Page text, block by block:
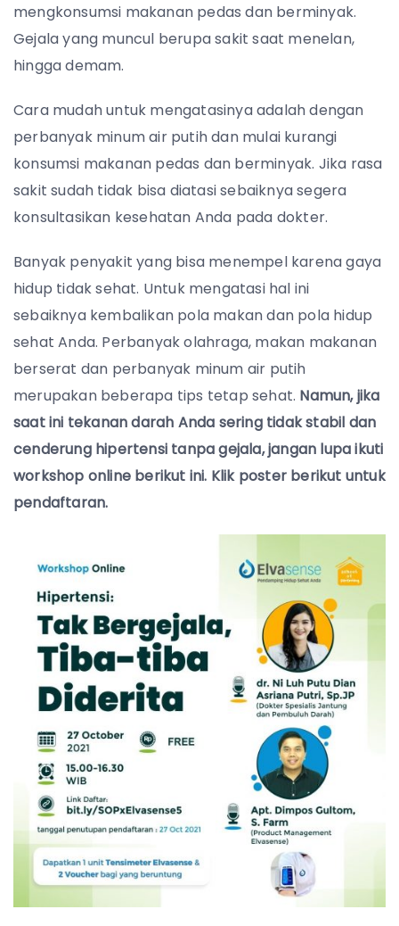
mengkonsumsi makanan pedas dan berminyak.
Gejala yang muncul berupa sakit saat menelan,
hingga demam.
Cara mudah untuk mengatasinya adalah dengan
perbanyak minum air putih dan mulai kurangi
konsumsi makanan pedas dan berminyak. Jika rasa
sakit sudah tidak bisa diatasi sebaiknya segera
konsultasikan kesehatan Anda pada dokter.
Banyak penyakit yang bisa menempel karena gaya
hidup tidak sehat. Untuk mengatasi hal ini
sebaiknya kembalikan pola makan dan pola hidup
sehat Anda. Perbanyak olahraga, makan makanan
berserat dan perbanyak minum air putih
merupakan beberapa tips tetap sehat. Namun, jika
saat ini tekanan darah Anda sering tidak stabil dan
cenderung hipertensi tanpa gejala, jangan lupa ikuti
workshop online berikut ini. Klik poster berikut untuk
pendaftaran.